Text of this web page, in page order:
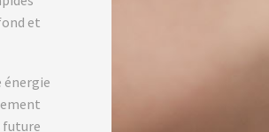
et
énergie
future